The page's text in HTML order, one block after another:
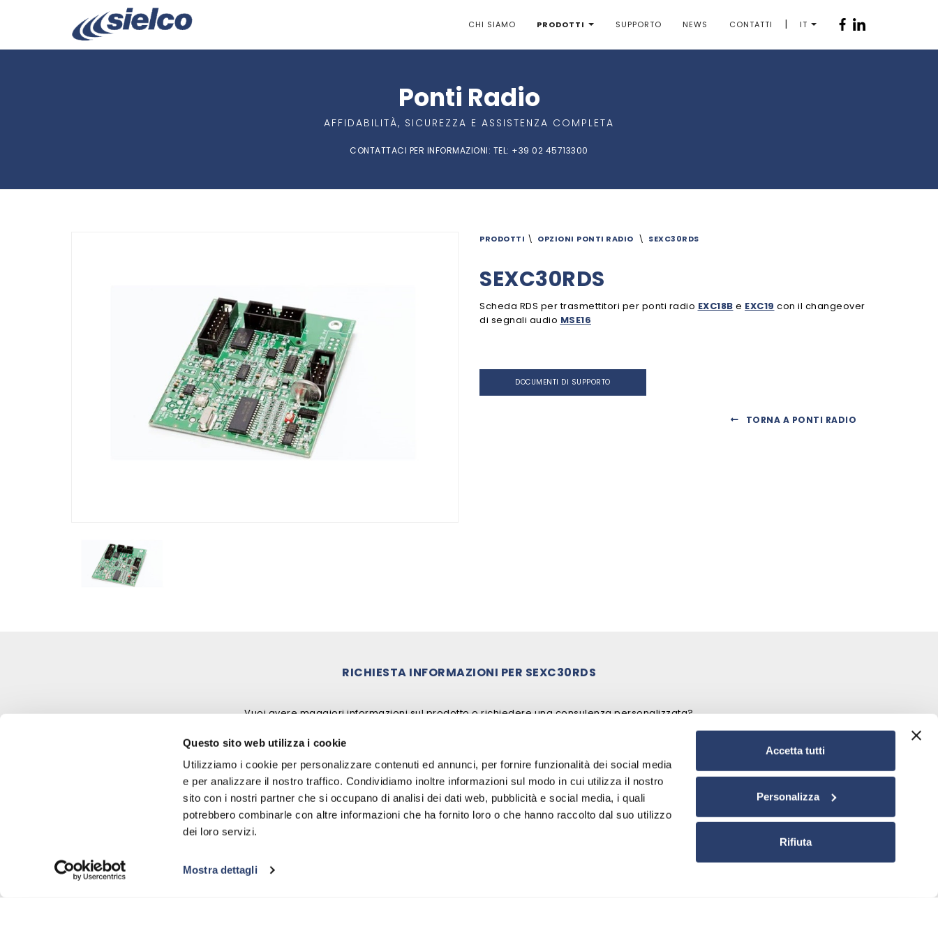
Questo sito web utilizza i cookie
Utilizziamo i cookie per personalizzare contenuti ed annunci, per fornire funzionalità dei social media
e per analizzare il nostro traffico. Condividiamo inoltre informazioni sul modo in cui utilizza il nostro
sito con i nostri partner che si occupano di analisi dei dati web, pubblicità e social media, i quali
potrebbero combinarle con altre informazioni che ha fornito loro o che hanno raccolto dal suo utilizzo
dei loro servizi.
Mostra dettagli
Accetta tutti
Personalizza
Rifiuta
CHI SIAMO PRODOTTI SUPPORTO NEWS CONTATTI | IT
Ponti Radio
AFFIDABILITÀ, SICUREZZA E ASSISTENZA COMPLETA
CONTATTACI PER INFORMAZIONI: TEL: +39 02 45713300
PRODOTTI \ OPZIONI PONTI RADIO \ SEXC30RDS
SEXC30RDS
Scheda RDS per trasmettitori per ponti radio EXC18B e EXC19 con il changeover
di segnali audio MSE16
DOCUMENTI DI SUPPORTO
TORNA A PONTI RADIO
RICHIESTA INFORMAZIONI PER SEXC30RDS
Vuoi avere maggiori informazioni sul prodotto o richiedere una consulenza personalizzata?